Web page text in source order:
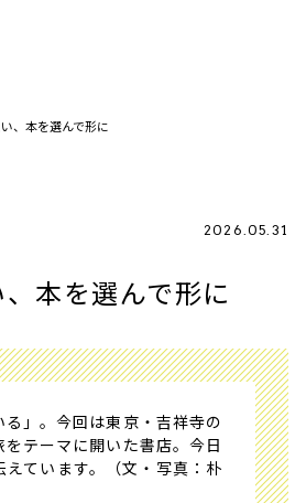
、本を選んで形に
2026.05.31
本を選んで形に
」。今回は東京・吉祥寺の
テーマに開いた書店。今日
ています。（文・写真：朴